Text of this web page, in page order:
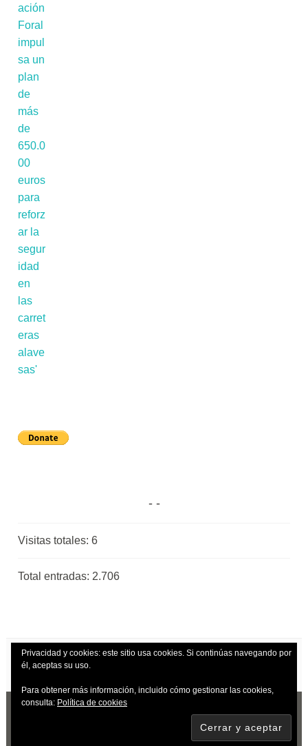
Visitas totales:6
Total entradas: 2.706
Privacidad y cookies: este sitio usa cookies. Si continúas navegando por
él, aceptas su uso.
Para obtener más información, incluido cómo gestionar las cookies,
consulta: Política de cookies
| TEMA: DARA
AUTOMATTIC.